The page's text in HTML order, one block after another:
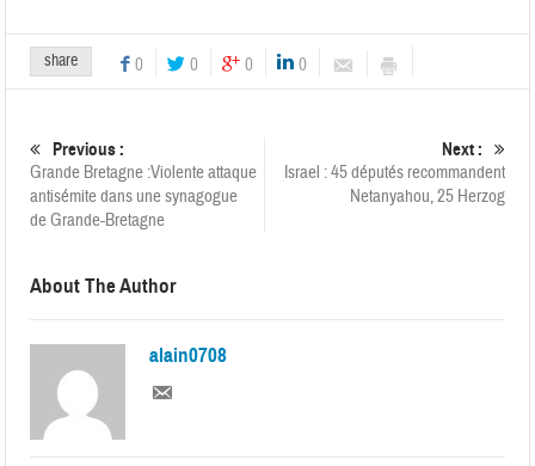
share 0 0 0 0
Previous :
Grande Bretagne :Violente attaque
antisémite dans une synagogue
de Grande-Bretagne
Next :
Israel : 45 députés recommandent
Netanyahou, 25 Herzog
About The Author
alain0708